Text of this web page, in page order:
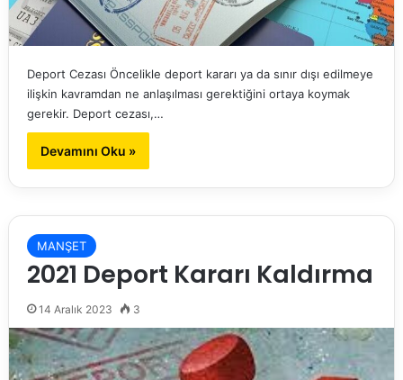
Deport Cezası Öncelikle deport kararı ya da sınır dışı edilmeye
ilişkin kavramdan ne anlaşılması gerektiğini ortaya koymak
gerekir. Deport cezası,…
Devamını Oku »
MANŞET
2021 Deport Kararı Kaldırma
14 Aralık 2023 3